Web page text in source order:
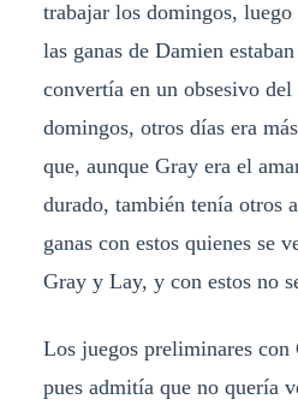
trabajar los domingos,
las ganas de Damien
convertía en un obsesivo
domingos, otros días era
que, aunque Gray era el
durado, también tenía otros
ganas con estos quienes se
Gray y Lay, y con estos no
Los juegos preliminares con
pues admitía que no quería